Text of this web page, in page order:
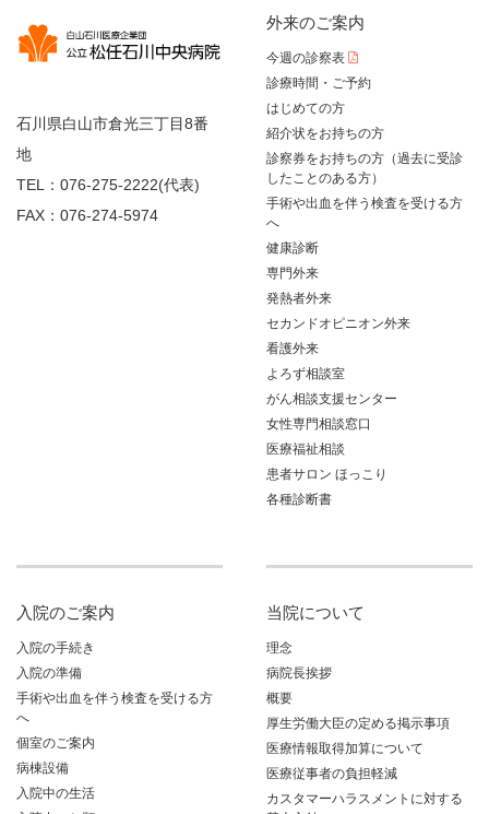
石川県白山市倉光三丁目8番
地
TEL：076-275-2222(代表)
FAX：076-274-5974
外来のご案内
今週の診察表
診療時間・ご予約
はじめての方
紹介状をお持ちの方
診察券をお持ちの方（過去に受診
したことのある方）
手術や出血を伴う検査を受ける方
へ
健康診断
専門外来
発熱者外来
セカンドオピニオン外来
看護外来
よろず相談室
がん相談支援センター
女性専門相談窓口
医療福祉相談
患者サロン ほっこり
各種診断書
入院のご案内
入院の手続き
入院の準備
手術や出血を伴う検査を受ける方
へ
個室のご案内
病棟設備
入院中の生活
当院について
理念
病院長挨拶
概要
厚生労働大臣の定める掲示事項
医療情報取得加算について
医療従事者の負担軽減
カスタマーハラスメントに対する